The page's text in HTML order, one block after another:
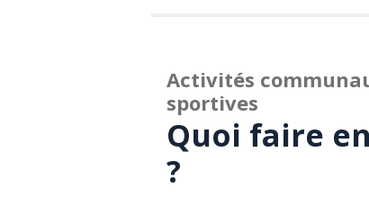
Activités
sportives
Quoi faire
?